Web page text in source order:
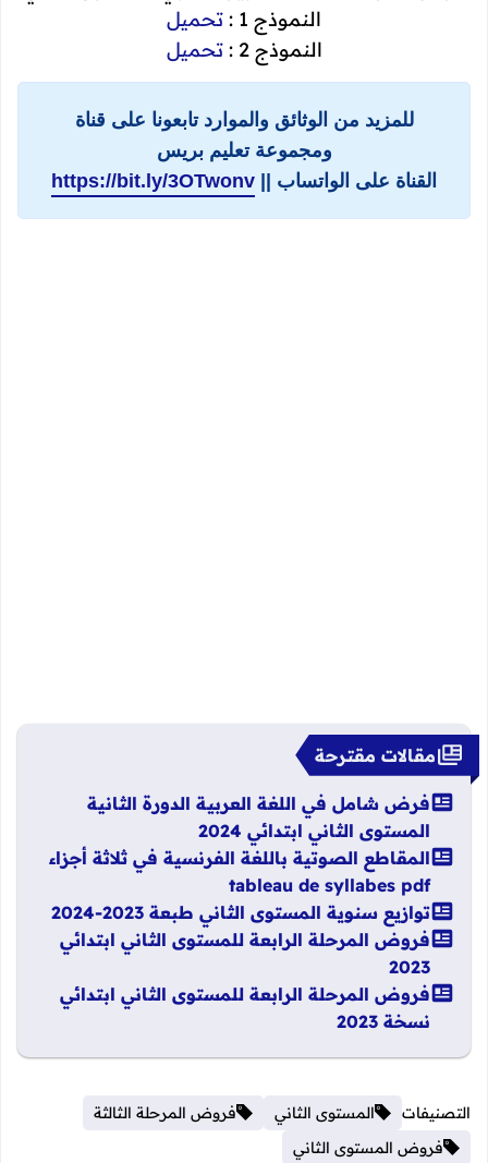
النموذج 1 :
تحميل
النموذج 2 :
تحميل
للمزيد من الوثائق والموارد تابعونا على قناة
ومجموعة تعليم بريس
القناة على الواتساب || https://bit.ly/3OTwonv
مقالات مقترحة
فرض شامل في اللغة العربية الدورة الثانية
المستوى الثاني ابتدائي 2024
المقاطع الصوتية باللغة الفرنسية في ثلاثة أجزاء
tableau de syllabes pdf
توازيع سنوية المستوى الثاني طبعة 2023-2024
فروض المرحلة الرابعة للمستوى الثاني ابتدائي
2023
فروض المرحلة الرابعة للمستوى الثاني ابتدائي
نسخة 2023
التصنيفات المستوى الثاني
فروض المرحلة الثالثة
فروض المستوى الثاني